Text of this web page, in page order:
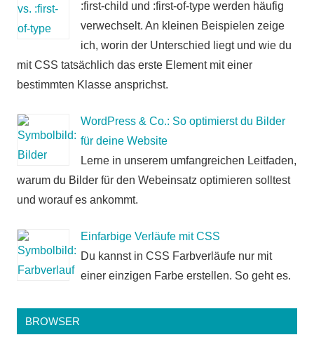
:first-child und :first-of-type werden häufig
verwechselt. An kleinen Beispielen zeige
ich, worin der Unterschied liegt und wie du
mit CSS tatsächlich das erste Element mit einer
bestimmten Klasse ansprichst.
WordPress & Co.: So optimierst du Bilder
für deine Website
Lerne in unserem umfangreichen Leitfaden,
warum du Bilder für den Webeinsatz optimieren solltest
und worauf es ankommt.
Einfarbige Verläufe mit CSS
Du kannst in CSS Farbverläufe nur mit
einer einzigen Farbe erstellen. So geht es.
BROWSER